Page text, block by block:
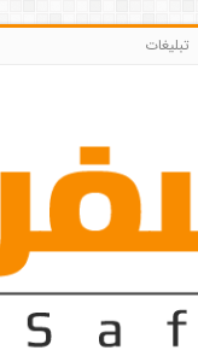
تبلیغات